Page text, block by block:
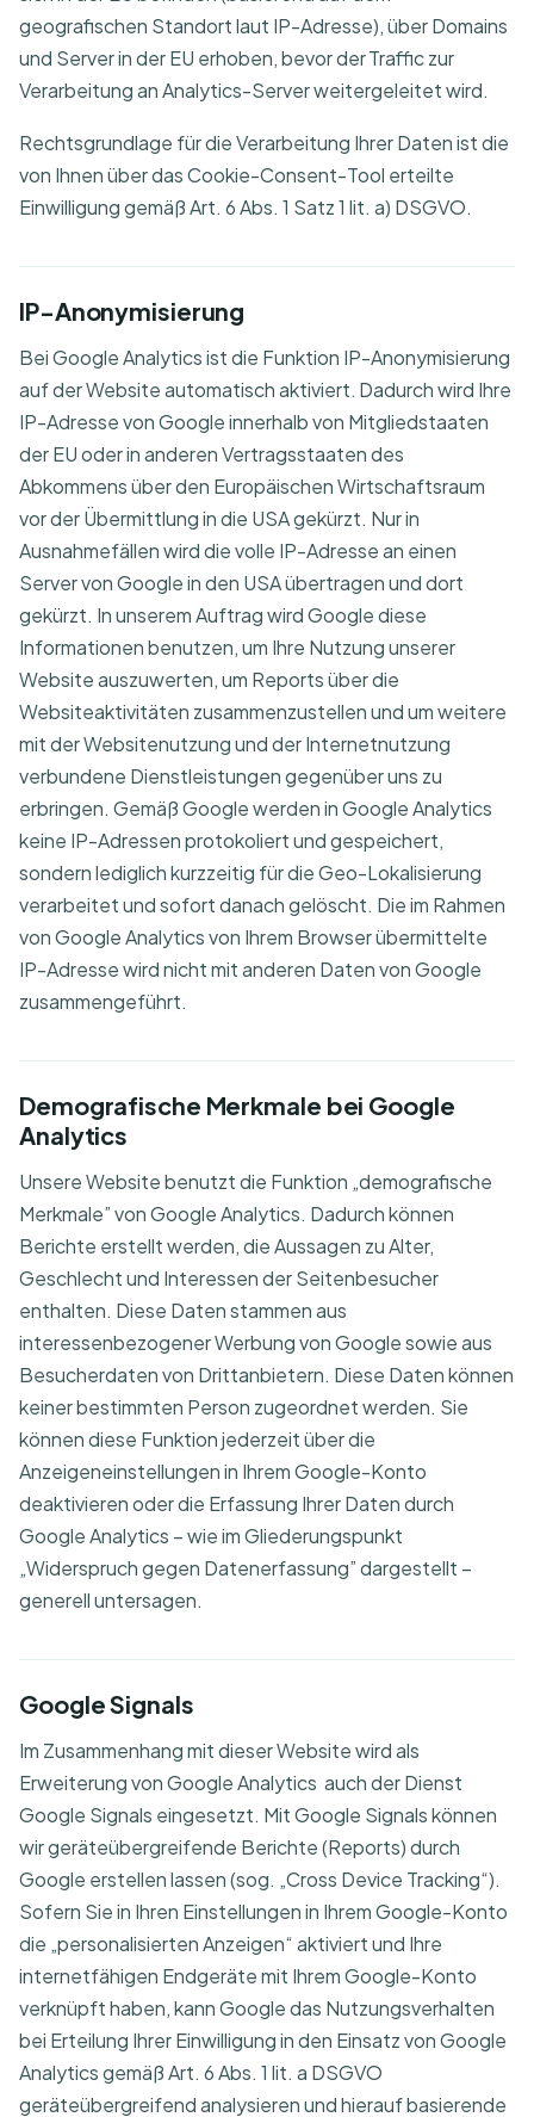
geografischen Standort laut IP-Adresse), über Domains
und Server in der EU erhoben, bevor der Traffic zur
Verarbeitung an Analytics-Server weitergeleitet wird.
Rechtsgrundlage für die Verarbeitung Ihrer Daten ist die
von Ihnen über das Cookie-Consent-Tool erteilte
Einwilligung gemäß Art. 6 Abs. 1 Satz 1 lit. a) DSGVO.
IP-Anonymisierung
Bei Google Analytics ist die Funktion IP-Anonymisierung
auf der Website automatisch aktiviert. Dadurch wird Ihre
IP-Adresse von Google innerhalb von Mitgliedstaaten
der EU oder in anderen Vertragsstaaten des
Abkommens über den Europäischen Wirtschaftsraum
vor der Übermittlung in die USA gekürzt. Nur in
Ausnahmefällen wird die volle IP-Adresse an einen
Server von Google in den USA übertragen und dort
gekürzt. In unserem Auftrag wird Google diese
Informationen benutzen, um Ihre Nutzung unserer
Website auszuwerten, um Reports über die
Websiteaktivitäten zusammenzustellen und um weitere
mit der Websitenutzung und der Internetnutzung
verbundene Dienstleistungen gegenüber uns zu
erbringen. Gemäß Google werden in Google Analytics
keine IP-Adressen protokoliert und gespeichert,
sondern lediglich kurzzeitig für die Geo-Lokalisierung
verarbeitet und sofort danach gelöscht. Die im Rahmen
von Google Analytics von Ihrem Browser übermittelte
IP-Adresse wird nicht mit anderen Daten von Google
zusammengeführt.
Demografische Merkmale bei Google
Analytics
Unsere Website benutzt die Funktion „demografische
Merkmale” von Google Analytics. Dadurch können
Berichte erstellt werden, die Aussagen zu Alter,
Geschlecht und Interessen der Seitenbesucher
enthalten. Diese Daten stammen aus
interessenbezogener Werbung von Google sowie aus
Besucherdaten von Drittanbietern. Diese Daten können
keiner bestimmten Person zugeordnet werden. Sie
können diese Funktion jederzeit über die
Anzeigeneinstellungen in Ihrem Google-Konto
deaktivieren oder die Erfassung Ihrer Daten durch
Google Analytics – wie im Gliederungspunkt
„Widerspruch gegen Datenerfassung” dargestellt –
generell untersagen.
Google Signals
Im Zusammenhang mit dieser Website wird als
Erweiterung von Google Analytics auch der Dienst
Google Signals eingesetzt. Mit Google Signals können
wir geräteübergreifende Berichte (Reports) durch
Google erstellen lassen (sog. „Cross Device Tracking“).
Sofern Sie in Ihren Einstellungen in Ihrem Google-Konto
die „personalisierten Anzeigen“ aktiviert und Ihre
internetfähigen Endgeräte mit Ihrem Google-Konto
verknüpft haben, kann Google das Nutzungsverhalten
bei Erteilung Ihrer Einwilligung in den Einsatz von Google
Analytics gemäß Art. 6 Abs. 1 lit. a DSGVO
geräteübergreifend analysieren und hierauf basierende